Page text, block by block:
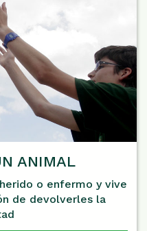
ANIMAL
o enfermo y vive
de devolverles la